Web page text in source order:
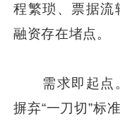
程繁琐、票据流
融资存在堵点。
需求即起点。
摒弃“一刀切”标